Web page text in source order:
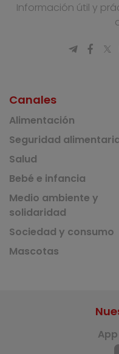
Información útil y
Canales
Alimentación
Seguridad
Salud
Bebé e infancia
Medio ambiente y
solidaridad
Sociedad y consumo
Mascotas